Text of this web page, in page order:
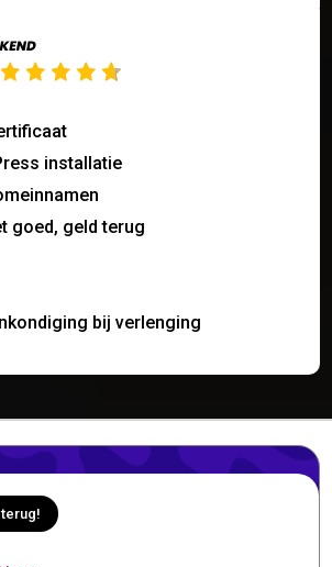
installatie
goed, geld terug
bij verlenging